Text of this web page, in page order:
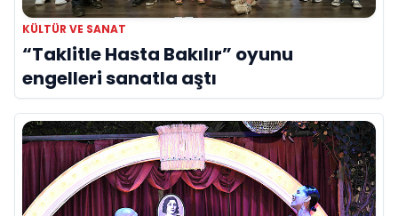
KÜLTÜR VE SANAT
“Taklitle Hasta Bakılır” oyunu
engelleri sanatla aştı